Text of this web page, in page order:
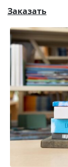
Заказать